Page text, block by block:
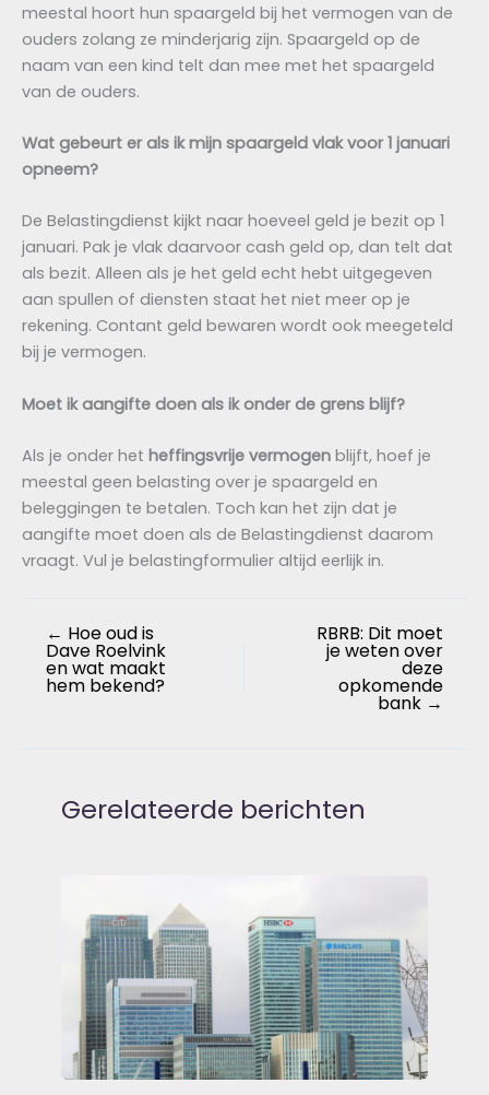
meestal hoort hun spaargeld bij het vermogen van de
ouders zolang ze minderjarig zijn. Spaargeld op de
naam van een kind telt dan mee met het spaargeld
van de ouders.
Wat gebeurt er als ik mijn spaargeld vlak voor 1 januari
opneem?
De Belastingdienst kijkt naar hoeveel geld je bezit op 1
januari. Pak je vlak daarvoor cash geld op, dan telt dat
als bezit. Alleen als je het geld echt hebt uitgegeven
aan spullen of diensten staat het niet meer op je
rekening. Contant geld bewaren wordt ook meegeteld
bij je vermogen.
Moet ik aangifte doen als ik onder de grens blijf?
Als je onder het heffingsvrije vermogen blijft, hoef je
meestal geen belasting over je spaargeld en
beleggingen te betalen. Toch kan het zijn dat je
aangifte moet doen als de Belastingdienst daarom
vraagt. Vul je belastingformulier altijd eerlijk in.
← Hoe oud is
Dave Roelvink
en wat maakt
hem bekend?
RBRB: Dit moet
je weten over
deze
opkomende
bank →
Gerelateerde berichten